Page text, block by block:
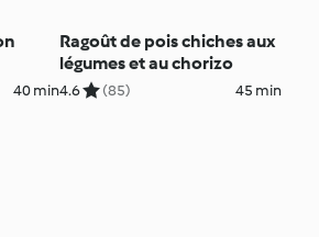
40 min
Ragoût de pois chiches aux
légumes et au chorizo
4.6 (85) 45 min